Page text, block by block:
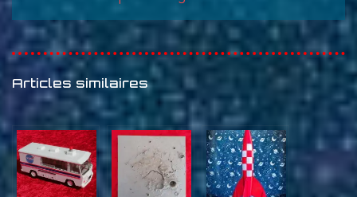
Articles similaires